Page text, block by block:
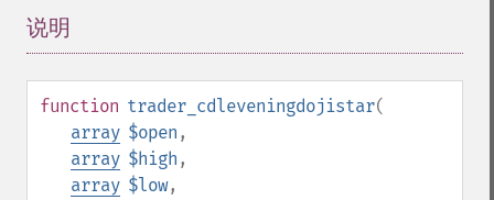
说明
function trader_cdleveningdojistar(
array $open ,
array $high ,
array $low,